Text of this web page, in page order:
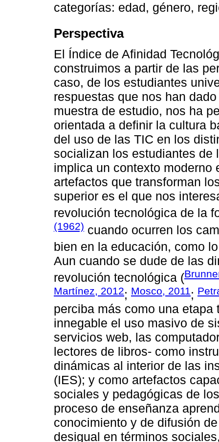
categorías: edad, género,
Perspectiva
El Índice de Afinidad
construimos a partir de las
caso, de los estudiantes
respuestas que nos han
muestra de estudio, nos ha
orientada a definir la cultura
del uso de las TIC en los
socializan los estudiantes de
implica un contexto moderno
artefactos que transforman
superior es el que nos
revolución tecnológica de la
(1962) cuando ocurren los
bien en la educación, como
Aun cuando se dude de las
revolución tecnológica (
Martínez, 2012; Mosco, 2011;
perciba más como una
innegable el uso masivo de
servicios web, las
lectores de libros- como
dinámicas al interior de las
(IES); y como artefactos
sociales y pedagógicas de
proceso de enseñanza
conocimiento y de difusión
desigual en términos